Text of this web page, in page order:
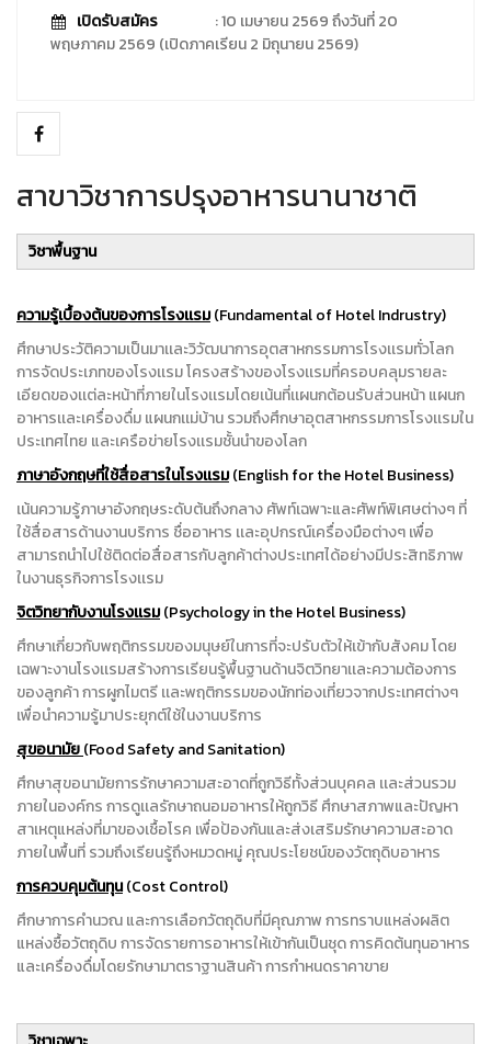
เปิดรับสมัคร
: 10 เมษายน 2569 ถึงวันที่ 20
พฤษภาคม 2569 (เปิดภาคเรียน 2 มิถุนายน 2569)
สาขาวิชาการปรุงอาหารนานาชาติ
วิชาพื้นฐาน
ความรู้เบื้องต้นของการโรงเเรม(Fundamental of Hotel Indrustry)
ศึกษาประวัติความเป็นมาเเละวิวัฒนาการอุตสาหกรรมการโรงเเรมทั่วโลก
การจัดประเภทของโรงเเรม โครงสร้างของโรงเเรมที่ครอบคลุมรายละ
เอียดของเเต่ละหน้าที่ภายในโรงเเรมโดยเน้นที่เเผนกต้อนรับส่วนหน้า แผนก
อาหารเเละเครื่องดื่ม แผนกเเม่บ้าน รวมถึงศึกษาอุตสาหกรรมการโรงเเรมใน
ประเทศไทย และเครือข่ายโรงเเรมชั้นนำของโลก
ภาษาอังกฤษที่ใช้สื่อสารในโรงเเรม(English for the Hotel Business)
เน้นความรู้ภาษาอังกฤษระดับต้นถึงกลาง ศัพท์เฉพาะและศัพท์พิเศษต่างๆ ที่
ใช้สื่อสารด้านงานบริการ ชื่ออาหาร เเละอุปกรณ์เครื่องมือต่างๆ เพื่อ
สามารถนำไปใช้ติดต่อสื่อสารกับลูกค้าต่างประเทศได้อย่างมีประสิทธิภาพ
ในงานธุรกิจการโรงเเรม
จิตวิทยากับงานโรงเเรม(Psychology in the Hotel Business)
ศึกษาเกี่ยวกับพฤติกรรมของมนุษย์ในการที่จะปรับตัวให้เข้ากับสังคม โดย
เฉพาะงานโรงเเรมสร้างการเรียนรู้พื้นฐานด้านจิตวิทยาเเละความต้องการ
ของลูกค้า การผูกไมตรี เเละพฤติกรรมของนักท่องเที่ยวจากประเทศต่างๆ
เพื่อนำความรู้มาประยุกต์ใช้ในงานบริการ
สุขอนามัย(Food Safety and Sanitation)
ศึกษาสุขอนามัยการรักษาความสะอาดที่ถูกวิธีทั้งส่วนบุคคล เเละส่วนรวม
ภายในองค์กร การดูเเลรักษาถนอมอาหารให้ถูกวิธี ศึกษาสภาพและปัญหา
สาเหตุแหล่งที่มาของเชื้อโรค เพื่อป้องกันและส่งเสริมรักษาความสะอาด
ภายในพื้นที่ รวมถึงเรียนรู้ถึงหมวดหมู่ คุณประโยชน์ของวัตถุดิบอาหาร
การควบคุมต้นทุน(Cost Control)
ศึกษาการคำนวณ และการเลือกวัตถุดิบที่มีคุณภาพ การทราบแหล่งผลิต
แหล่งซื้อวัตถุดิบ การจัดรายการอาหารให้เข้ากันเป็นชุด การคิดต้นทุนอาหาร
และเครื่องดื่มโดยรักษามาตราฐานสินค้า การกำหนดราคาขาย